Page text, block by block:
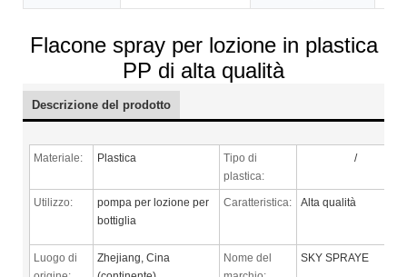
Flacone spray per lozione in plastica
PP di alta qualità
Descrizione del prodotto
Materiale: Plastica
Tipo di
plastica:
/
Utilizzo:
pompa per lozione per
bottiglia
Caratteristica: Alta qualità
Luogo di
Zhejiang, Cina
Nome del
SKY SPRAYE